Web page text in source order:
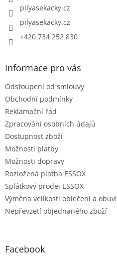
pilyasekacky.cz
pilyasekacky.cz
+420 734 252 830
Informace pro vás
Odstoupení od smlouvy
Obchodní podmínky
Reklamační řád
Zpracování osobních údajů
Dostupnost zboží
Možnosti platby
Možnosti dopravy
Rozložená platba ESSOX
Splátkový prodej ESSOX
Výměna velikosti oblečení a obuvi
Nepřevzetí objednaného zboží
Facebook